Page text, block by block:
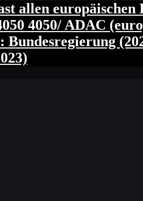
allen europäischen
4050/ ADAC